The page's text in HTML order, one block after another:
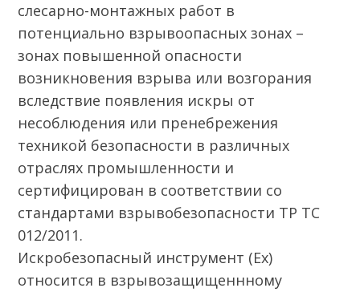
слесарно-монтажных работ в
потенциально взрывоопасных зонах –
зонах повышенной опасности
возникновения взрыва или возгорания
вследствие появления искры от
несоблюдения или пренебрежения
техникой безопасности в различных
отраслях промышленности и
сертифицирован в соответствии со
стандартами взрывобезопасности ТР ТС
012/2011.
Искробезопасный инструмент (Ех)
относится в взрывозащищеннному